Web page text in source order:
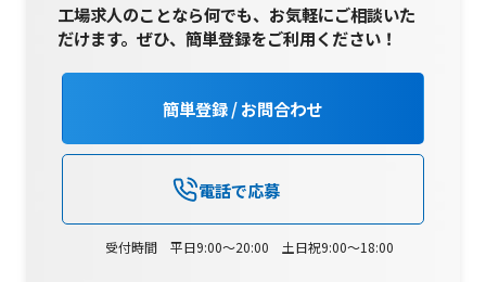
工場求人のことなら何でも、お気軽にご相談いた
だけます。ぜひ、簡単登録をご利用ください！
簡単登録 / お問合わせ
電話で応募
受付時間 平日9:00～20:00 土日祝9:00～18:00